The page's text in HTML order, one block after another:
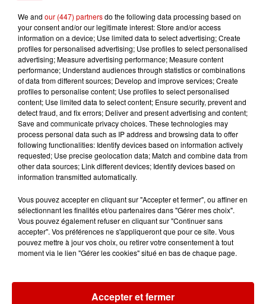
Le Duel - Gagnez vos entrées
pour l'un des zoos de nos
régions !
Destination Vacances - Gagnez
votre séjour en famille au cœur
de la...
Destination Vacances : inscrivez-
vous !
We and our (447) partnersdo the following data processing based on
your consent and/or our legitimate interest: Store and/or access
information on a device; Use limited data to select advertising; Create
profiles for personalised advertising; Use profiles to select personalised
advertising; Measure advertising performance; Measure content
performance; Understand audiences through statistics or combinations
of data from different sources; Develop and improve services; Create
profiles to personalise content; Use profiles to select personalised
content; Use limited data to select content; Ensure security, prevent and
detect fraud, and fix errors; Deliver and present advertising and content;
Save and communicate privacy choices. These technologies may
process personal data such as IP address and browsing data to offer
following functionalities: Identify devices based on information actively
requested; Use precise geolocation data; Match and combine data from
other data sources; Link different devices; Identify devices based on
information transmitted automatically.
Vous pouvez accepter en cliquant sur "Accepter et fermer", ou affiner en
sélectionnant les finalités et/ou partenaires dans "Gérer mes choix".
Vous pouvez également refuser en cliquant sur "Continuer sans
accepter". Vos préférences ne s'appliqueront que pour ce site. Vous
pouvez mettre à jour vos choix, ou retirer votre consentement à tout
moment via le lien "Gérer les cookies" situé en bas de chaque page.
Accepter et fermer